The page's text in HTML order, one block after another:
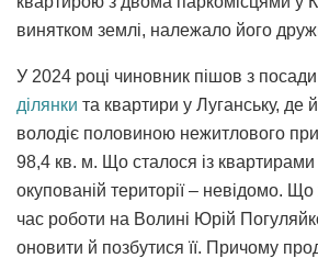
винятком землі, належало його
У 2024 році чиновник пішов з
ділянки та квартири у Луганську, де
володіє половиною нежитлового
98,4 кв. м. Що сталося із
окупованій території – невідомо.
час роботи на Волині Юрій
оновити й позбутися її. Причому